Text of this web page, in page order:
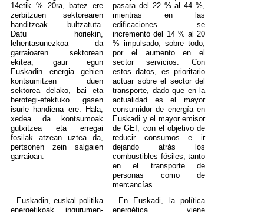
14etik % 20ra, batez ere
zerbitzuen sektorearen
handitzeak bultzatuta.
Datu horiekin,
lehentasunezkoa da
garraioaren sektorean
ekitea, gaur egun
Euskadin energia gehien
kontsumitzen duen
sektorea delako, bai eta
berotegi-efektuko gasen
isurle handiena ere. Hala,
xedea da kontsumoak
gutxitzea eta erregai
fosilak atzean uztea da,
pertsonen zein salgaien
garraioan.
pasara del 22 % al 44 %,
mientras en las
edificaciones se
incrementó del 14 % al 20
% impulsado, sobre todo,
por el aumento en el
sector servicios. Con
estos datos, es prioritario
actuar sobre el sector del
transporte, dado que en la
actualidad es el mayor
consumidor de energía en
Euskadi y el mayor emisor
de GEI, con el objetivo de
reducir consumos e ir
dejando atrás los
combustibles fósiles, tanto
en el transporte de
personas como de
mercancías.
Euskadin, euskal politika
energetikoak ingurumen-
En Euskadi, la política
energética viene